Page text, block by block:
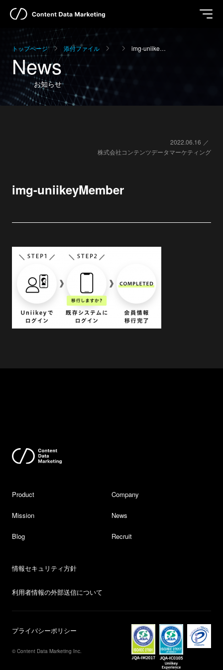
トップページ 添付ファイル img-uniike…
News
お知らせ
2022.06.16
株式会社コンテンツデータマーケティング
img-uniikeyMember
Product Company
Mission News
Blog Recruit
情報セキュリティ方針
利用者情報の外部送信について
プライバシーポリシー
© Content Data Marketing Inc.